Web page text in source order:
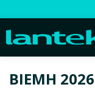
BIEMH 2026